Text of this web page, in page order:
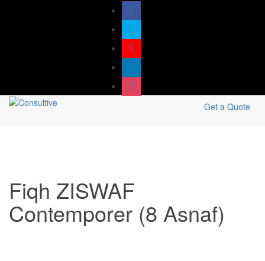
Get a Quote
Fiqh ZISWAF
Contemporer (8 Asnaf)